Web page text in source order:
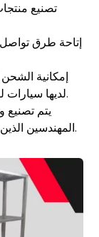
تصنيع
إتاحة طرق تواصل
إمكانية
لديها سيارات لنقلها إلى المكان المراد نقله خلال وقت قصير.
يتم
المهندسين الذين يبتكرون تصميمات عديدة طبقا لمعايير معينة.